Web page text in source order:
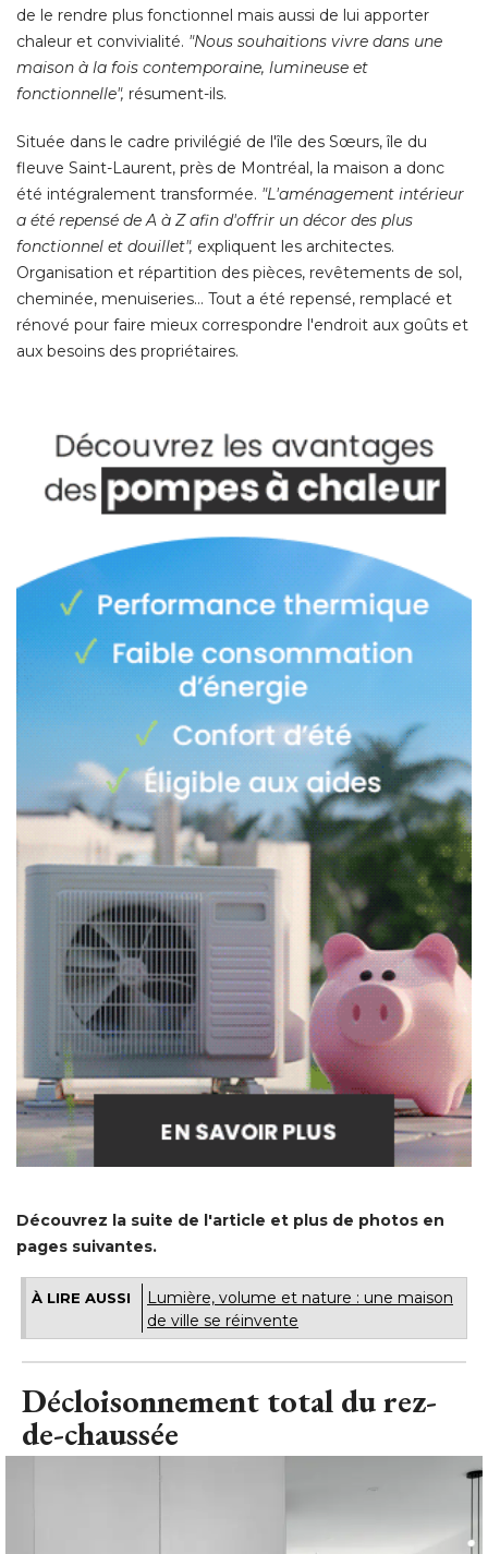
de le rendre plus fonctionnel mais aussi de lui apporter
chaleur et convivialité. "Nous souhaitions vivre dans une
maison à la fois contemporaine, lumineuse et
fonctionnelle", résument-ils.
Située dans le cadre privilégié de l'île des Sœurs, île du
fleuve Saint-Laurent, près de Montréal, la maison a donc
été intégralement transformée. "L'aménagement intérieur
a été repensé de A à Z afin d'offrir un décor des plus
fonctionnel et douillet", expliquent les architectes.
Organisation et répartition des pièces, revêtements de sol,
cheminée, menuiseries... Tout a été repensé, remplacé et
rénové pour faire mieux correspondre l'endroit aux goûts et
aux besoins des propriétaires.
Découvrez la suite de l'article et plus de photos en
pages suivantes.
À LIRE AUSSI
Lumière, volume et nature : une maison
de ville se réinvente
Décloisonnement total du rez-
de-chaussée